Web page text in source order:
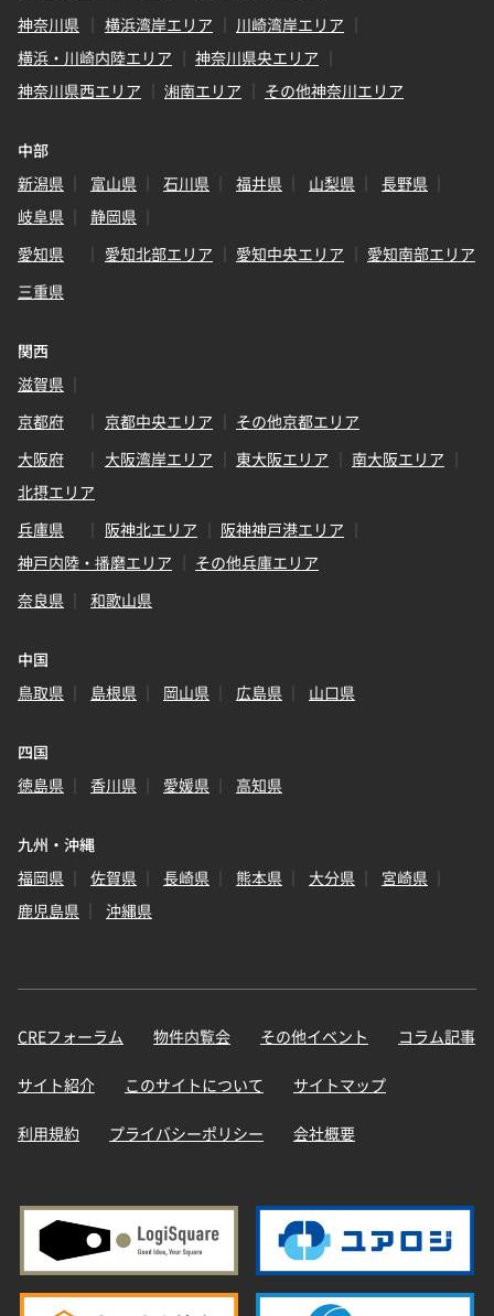
神奈川県
横浜湾岸エリア
川崎湾岸エリア
横浜・川崎内陸エリア
神奈川県央エリア
神奈川県西エリア
湘南エリア その他神奈川エリア
中部
新潟県
富山県 石川県 福井県 山梨県
長野県
岐阜県
静岡県
愛知県
愛知北部エリア 愛知中央エリア
愛知南部エリア
三重県
関西
滋賀県
京都府
京都中央エリア
その他京都エリア
大阪府
大阪湾岸エリア 東大阪エリア
南大阪エリア
北摂エリア
兵庫県
阪神北エリア
阪神神戸港エリア
神戸内陸・播磨エリア
その他兵庫エリア
奈良県
和歌山県
中国
鳥取県
島根県 岡山県 広島県 山口県
四国
徳島県
香川県 愛媛県 高知県
九州・沖縄
福岡県
佐賀県 長崎県 熊本県 大分県
宮崎県
鹿児島県
沖縄県
CREフォーラム 物件内覧会 その他イベント コラム記事
サイト紹介 このサイトについて サイトマップ
利用規約 プライバシーポリシー 会社概要